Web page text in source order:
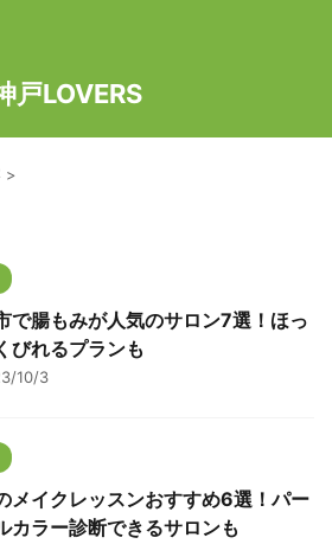
戸LOVERS
>
で腸もみが人気のサロン7選！ほっ
びれるプランも
10/3
メイクレッスンおすすめ6選！パー
カラー診断できるサロンも